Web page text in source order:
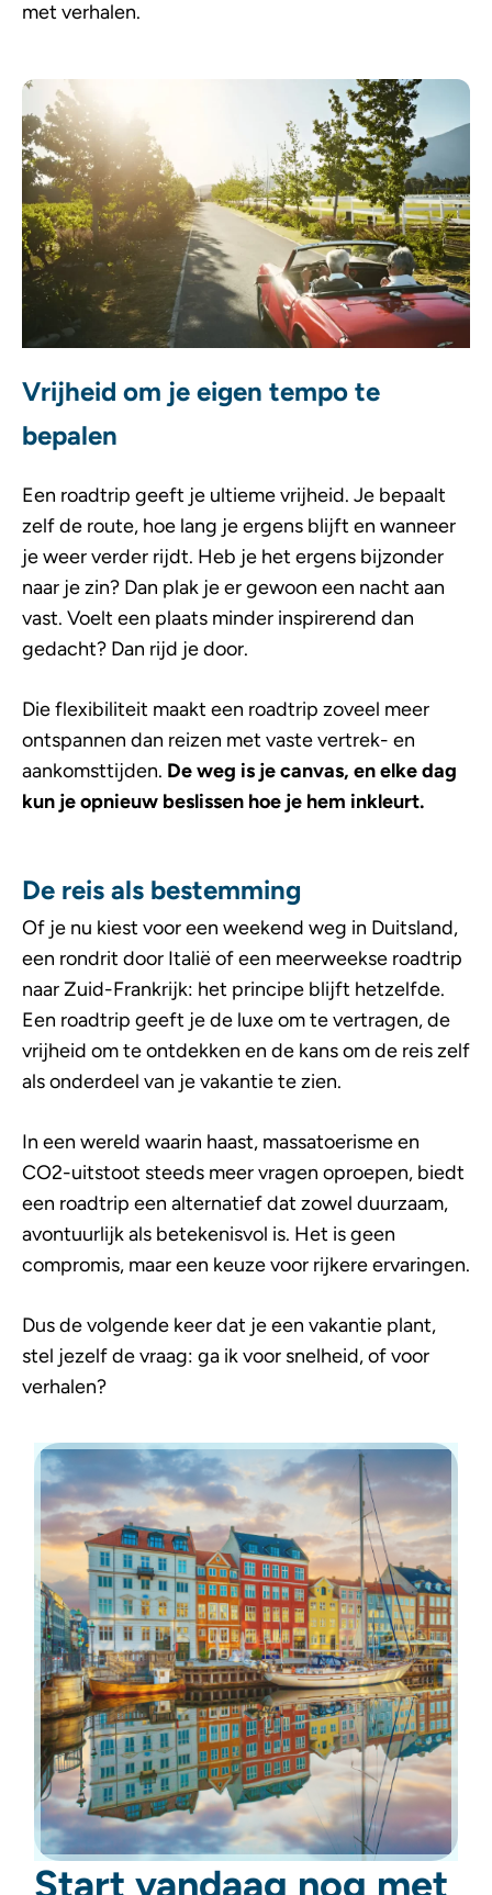
met verhalen.
Vrijheid om je eigen tempo te
bepalen
Een roadtrip geeft je ultieme vrijheid. Je bepaalt
zelf de route, hoe lang je ergens blijft en wanneer
je weer verder rijdt. Heb je het ergens bijzonder
naar je zin? Dan plak je er gewoon een nacht aan
vast. Voelt een plaats minder inspirerend dan
gedacht? Dan rijd je door.
Die flexibiliteit maakt een roadtrip zoveel meer
ontspannen dan reizen met vaste vertrek- en
aankomsttijden. De weg is je canvas, en elke dag
kun je opnieuw beslissen hoe je hem inkleurt.
De reis als bestemming
Of je nu kiest voor een weekend weg in Duitsland,
een rondrit door Italië of een meerweekse roadtrip
naar Zuid-Frankrijk: het principe blijft hetzelfde.
Een roadtrip geeft je de luxe om te vertragen, de
vrijheid om te ontdekken en de kans om de reis zelf
als onderdeel van je vakantie te zien.
In een wereld waarin haast, massatoerisme en
CO2-uitstoot steeds meer vragen oproepen, biedt
een roadtrip een alternatief dat zowel duurzaam,
avontuurlijk als betekenisvol is. Het is geen
compromis, maar een keuze voor rijkere ervaringen.
Dus de volgende keer dat je een vakantie plant,
stel jezelf de vraag: ga ik voor snelheid, of voor
verhalen?
Start vandaag nog met